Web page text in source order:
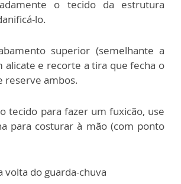
o tecido da estrutura
lo.
superior (semelhante a
alicate e recorte a tira que fecha o
reserve ambos.
tecido para fazer um fuxicão, use
para costurar à mão (com ponto
volta do guarda-chuva